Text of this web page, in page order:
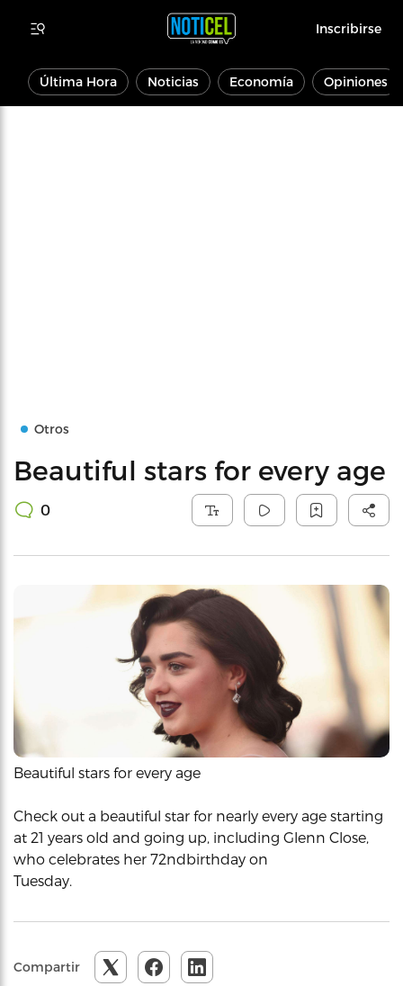
Inscribirse
Última Hora Noticias Economía Opiniones
Otros
Beautiful stars for every age
0
Beautiful stars for every age
Check out a beautiful star for nearly every age starting
at 21 years old and going up, including Glenn Close,
who celebrates her 72ndbirthday on
Tuesday.
Compartir